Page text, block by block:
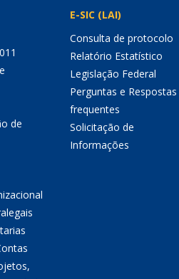
de
E-SIC (LAI)
Consulta de protocolo
Relatório Estatístico
Legislação Federal
Perguntas e Respostas
frequentes
Solicitação de
Informações